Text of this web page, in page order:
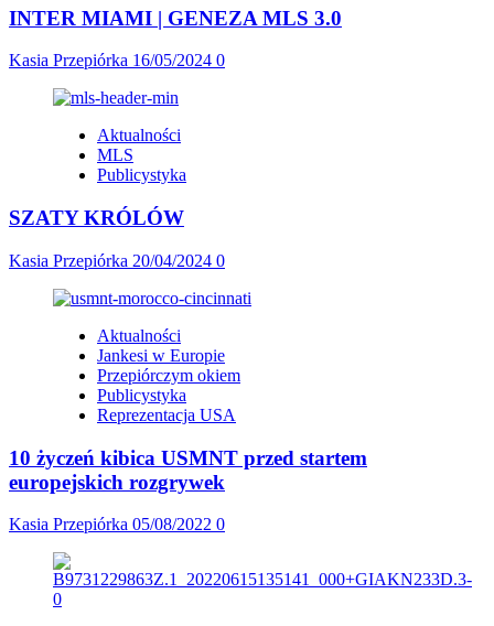
INTER MIAMI | GENEZA MLS 3.0
Kasia Przepiórka 16/05/2024 0
Aktualności
MLS
Publicystyka
SZATY KRÓLÓW
Kasia Przepiórka 20/04/2024 0
Aktualności
Jankesi w Europie
Przepiórczym okiem
Publicystyka
Reprezentacja USA
10 życzeń kibica USMNT przed startem
europejskich rozgrywek
Kasia Przepiórka 05/08/2022 0